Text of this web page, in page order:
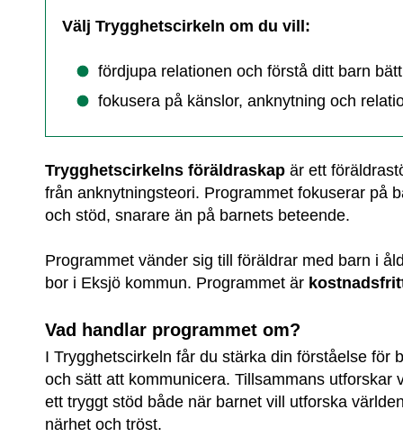
Välj Trygghetscirkeln om du vill:
fördjupa relationen och förstå ditt barn
fokusera på känslor, anknytning och
Trygghetscirkelns föräldraskap är ett
från anknytningsteori. Programmet fokuserar på
och stöd, snarare än på barnets beteende.
Programmet vänder sig till föräldrar med barn i
bor i Eksjö kommun. Programmet är
Vad handlar programmet om?
I Trygghetscirkeln får du stärka din förståelse för
och sätt att kommunicera. Tillsammans utforskar
ett tryggt stöd både när barnet vill utforska
närhet och tröst.